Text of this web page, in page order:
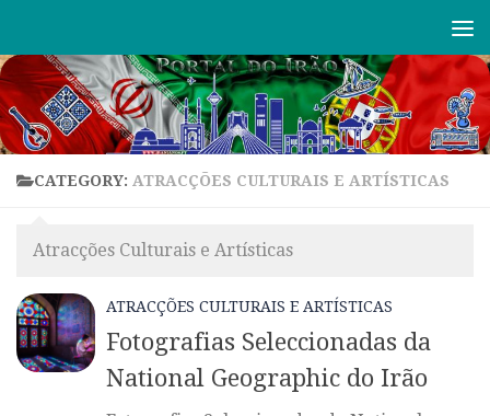
CATEGORY: ATRACÇÕES CULTURAIS E ARTÍSTICAS
Atracções Culturais e Artísticas
ATRACÇÕES CULTURAIS E ARTÍSTICAS
Fotografias Seleccionadas da
National Geographic do Irão